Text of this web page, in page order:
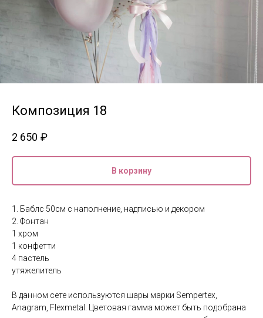
Композиция 18
2 650 ₽
В корзину
1. Баблс 50см с наполнение, надписью и декором
2. Фонтан
1 хром
1 конфетти
4 пастель
утяжелитель
В данном сете используются шары марки Sempertex,
Anagram, Flexmetal. Цветовая гамма может быть подобрана